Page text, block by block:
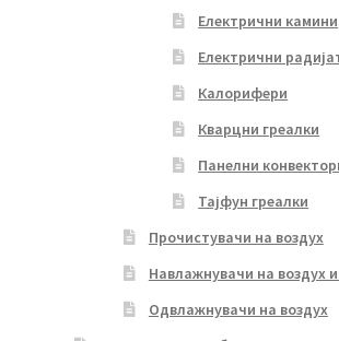
Електрични камини
Електрични
Калорифери
Кварцни греалки
Панелни
Тајфун греалки
Прочистувачи на воздух
Навлажнувачи на воздух
Одвлажнувачи на воздух